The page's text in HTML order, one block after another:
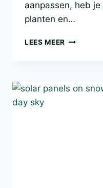
aanpassen, heb
planten en…
LEES MEER NIEUW
STAAN!